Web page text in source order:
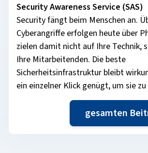
Security Awareness Service (SAS)
Security fängt beim Menschen an.
Cyberangriffe erfolgen heute über
zielen damit nicht auf Ihre Technik,
Ihre Mitarbeitenden. Die beste
Sicherheitsinfrastruktur bleibt
ein einzelner Klick genügt, um sie
gesamten